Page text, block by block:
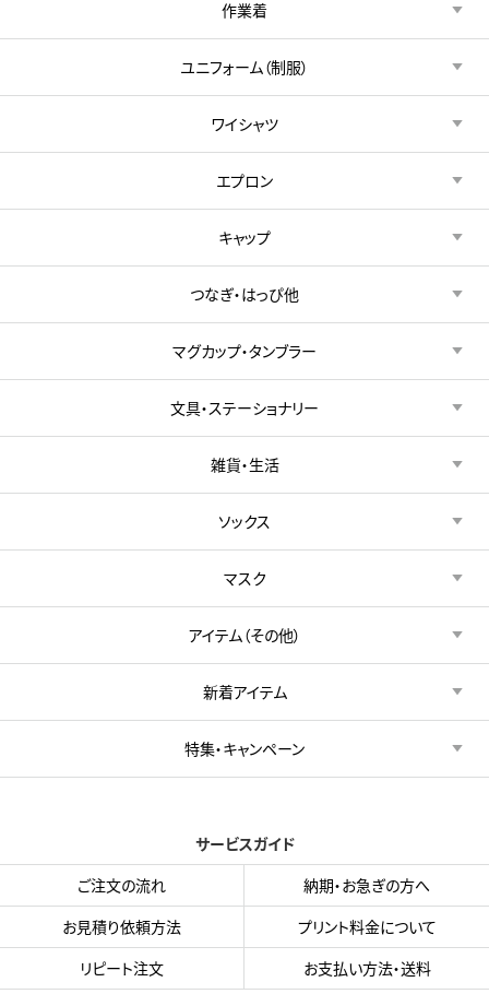
作業着
ユニフォーム（制服）
ワイシャツ
エプロン
キャップ
つなぎ・はっぴ他
マグカップ・タンブラー
文具・ステーショナリー
雑貨・生活
ソックス
マスク
アイテム（その他）
新着アイテム
特集・キャンペーン
サービスガイド
ご注文の流れ
納期・お急ぎの方へ
お見積り依頼方法
プリント料金について
リピート注文
お支払い方法・送料